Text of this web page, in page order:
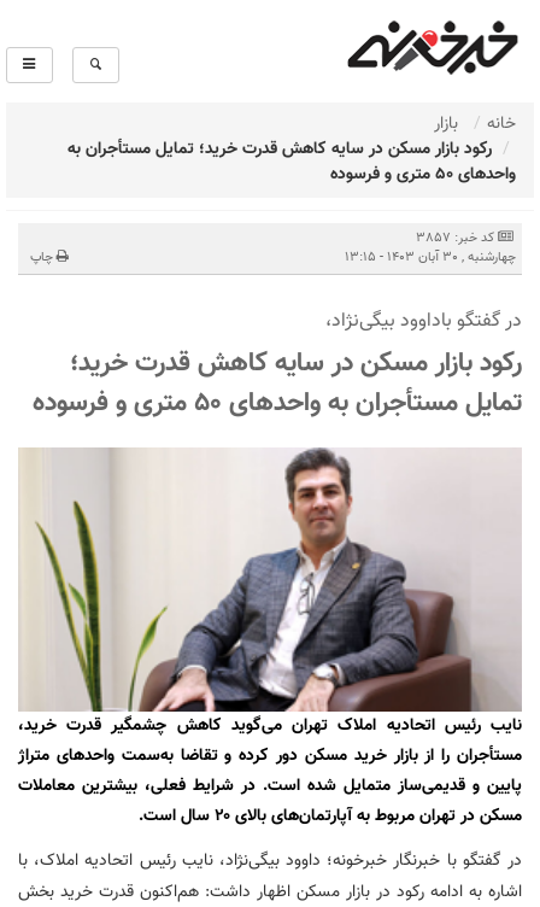
خانه
بازار
رکود بازار مسکن در سایه کاهش قدرت خرید؛ تمایل مستأجران به
واحدهای ۵۰ متری و فرسوده
کد خبر: 3857
چهارشنبه , 30 آبان 1403 - 13:15
چاپ
در گفتگو باداوود بیگی‌نژاد،
رکود بازار مسکن در سایه کاهش قدرت خرید؛
تمایل مستأجران به واحدهای ۵۰ متری و فرسوده
نایب رئیس اتحادیه املاک تهران می‌گوید کاهش چشمگیر قدرت خرید،
مستأجران را از بازار خرید مسکن دور کرده و تقاضا به‌سمت واحدهای متراژ
پایین و قدیمی‌ساز متمایل شده است. در شرایط فعلی، بیشترین معاملات
مسکن در تهران مربوط به آپارتمان‌های بالای ۲۰ سال است.
در گفتگو با خبرنگار خبرخونه؛ داوود بیگی‌نژاد، نایب رئیس اتحادیه املاک، با
اشاره به ادامه رکود در بازار مسکن اظهار داشت: هم‌اکنون قدرت خرید بخش